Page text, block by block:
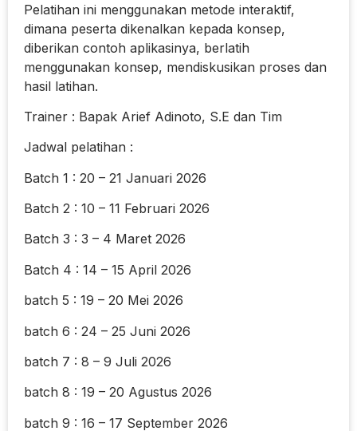
Pelatihan ini menggunakan metode interaktif,
dimana peserta dikenalkan kepada konsep,
diberikan contoh aplikasinya, berlatih
menggunakan konsep, mendiskusikan proses dan
hasil latihan.
Trainer : Bapak Arief Adinoto, S.E dan Tim
Jadwal pelatihan :
Batch 1 : 20 – 21 Januari 2026
Batch 2 : 10 – 11 Februari 2026
Batch 3 : 3 – 4 Maret 2026
Batch 4 : 14 – 15 April 2026
batch 5 : 19 – 20 Mei 2026
batch 6 : 24 – 25 Juni 2026
batch 7 : 8 – 9 Juli 2026
batch 8 : 19 – 20 Agustus 2026
batch 9 : 16 – 17 September 2026